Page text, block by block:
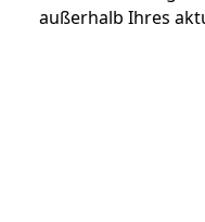
außerhalb Ihres